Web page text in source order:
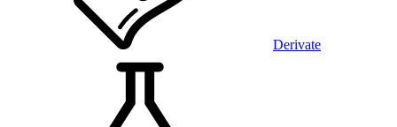
Derivate